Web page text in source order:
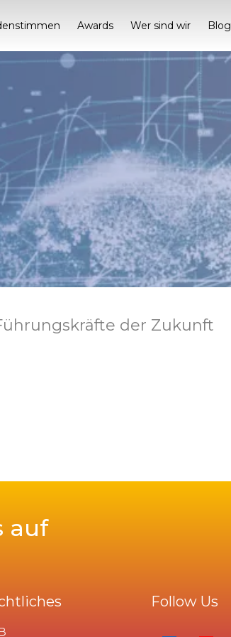
Awards Wer sind wir Blog
der Zukunft
auf
Follow Us